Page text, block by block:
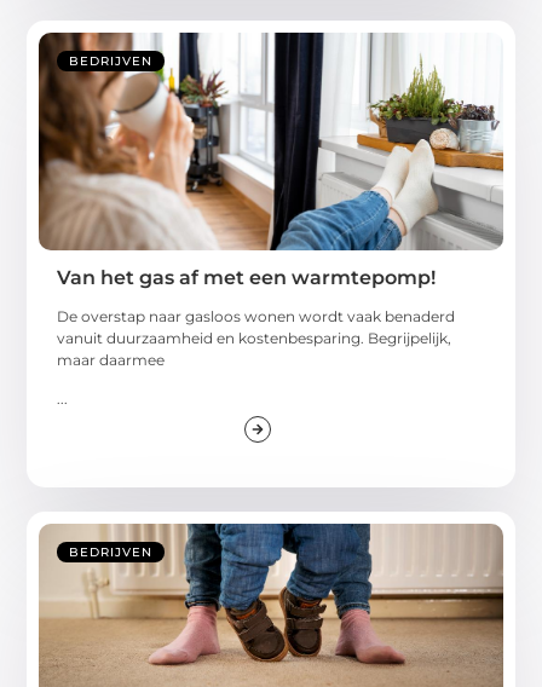
BEDRIJVEN
Van het gas af met een warmtepomp!
De overstap naar gasloos wonen wordt vaak benaderd
vanuit duurzaamheid en kostenbesparing. Begrijpelijk,
maar daarmee
...
BEDRIJVEN